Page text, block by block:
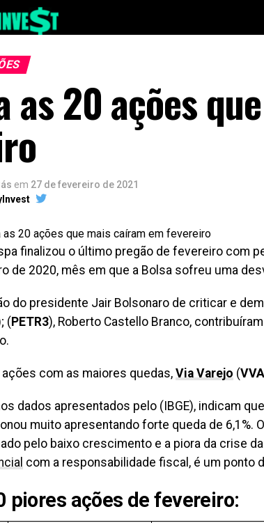
as 20 ações
em 27 de fevereiro de 2021
finalizou o último pregão de fevereiro com
de 2020, mês em que a Bolsa sofreu uma
do presidente Jair Bolsonaro de criticar e
( PETR3), Roberto Castello Branco,
ações com as maiores quedas, Via Varejo (
dados apresentados pelo (IBGE), indicam
muito apresentando forte queda de 6,1%. O
pelo baixo crescimento e a piora da crise da
com a responsabilidade fiscal, é um ponto
piores ações de fevereiro: